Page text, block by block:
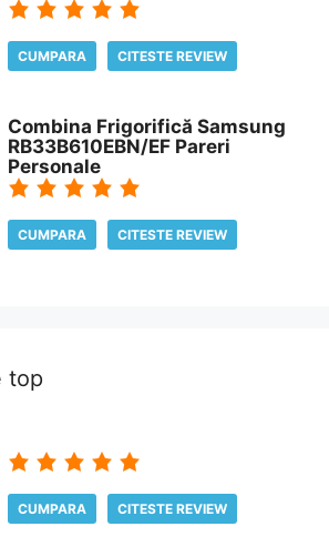
CUMPARA CITESTE REVIEW
Combina Frigorifică Samsung
RB33B610EBN/EF Pareri
Personale
CUMPARA CITESTE REVIEW
top
CUMPARA CITESTE REVIEW